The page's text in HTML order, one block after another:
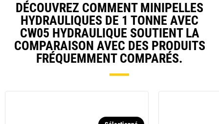
DÉCOUVREZ COMMENT MINIPELLES
HYDRAULIQUES DE 1 TONNE AVEC
CW05 HYDRAULIQUE SOUTIENT LA
COMPARAISON AVEC DES PRODUITS
FRÉQUEMMENT COMPARÉS.